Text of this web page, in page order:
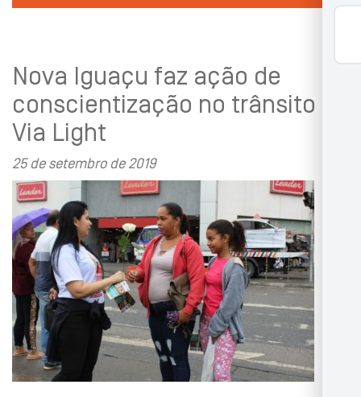
Nova Iguaçu faz ação de
conscientização no trânsito da
Via Light
25 de setembro de 2019